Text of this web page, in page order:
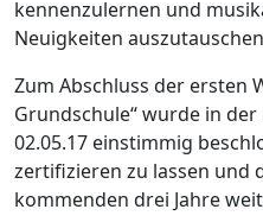
kennenzulernen und
Neuigkeiten
Zum Abschluss der ersten
Grundschule“ wurde in
02.05.17 einstimmig
zertifizieren zu lassen und
kommenden drei Jahre